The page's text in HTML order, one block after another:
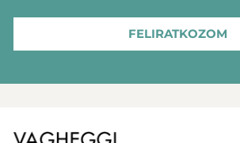
FELIRATKOZOM